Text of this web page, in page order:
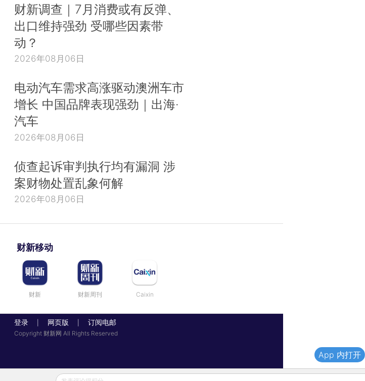
财新调查｜7月消费或有反弹、
出口维持强劲 受哪些因素带
动？
2026年08月06日
电动汽车需求高涨驱动澳洲车市
增长 中国品牌表现强劲｜出海·
汽车
2026年08月06日
侦查起诉审判执行均有漏洞 涉
案财物处置乱象何解
2026年08月06日
财新移动
财新 财新周刊 Caixin
登录 网页版 订阅电邮
Copyright 财新网 All Rights Reserved
App 内打开